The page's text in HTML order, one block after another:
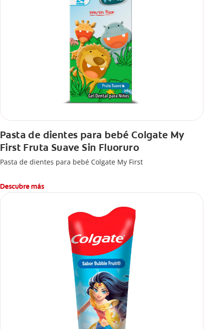
Pasta de dientes para bebé Colgate My
First Fruta Suave Sin Fluoruro
Pasta de dientes para bebé Colgate My First
Descubre más